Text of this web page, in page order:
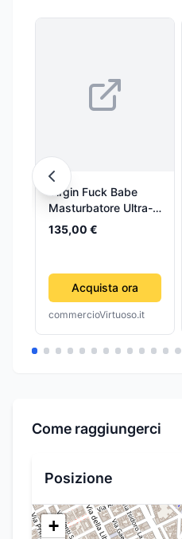
Virgin Fuck Babe
Masturbatore Ultra-
Realistico
135,00 €
Acquista ora
commercioVirtuoso.it
Come raggiungerci
Posizione
+